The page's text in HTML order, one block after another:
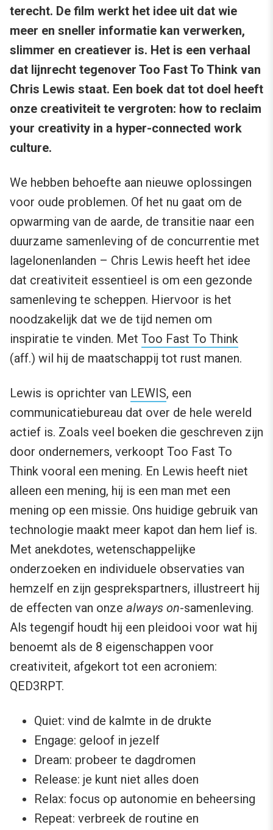
terecht. De film werkt het idee uit dat wie
meer en sneller informatie kan verwerken,
slimmer en creatiever is. Het is een verhaal
dat lijnrecht tegenover Too Fast To Think van
Chris Lewis staat. Een boek dat tot doel heeft
onze creativiteit te vergroten: how to reclaim
your creativity in a hyper-connected work
culture.
We hebben behoefte aan nieuwe oplossingen
voor oude problemen. Of het nu gaat om de
opwarming van de aarde, de transitie naar een
duurzame samenleving of de concurrentie met
lagelonenlanden – Chris Lewis heeft het idee
dat creativiteit essentieel is om een gezonde
samenleving te scheppen. Hiervoor is het
noodzakelijk dat we de tijd nemen om
inspiratie te vinden. Met Too Fast To Think
(aff.) wil hij de maatschappij tot rust manen.
Lewis is oprichter van LEWIS, een
communicatiebureau dat over de hele wereld
actief is. Zoals veel boeken die geschreven zijn
door ondernemers, verkoopt Too Fast To
Think vooral een mening. En Lewis heeft niet
alleen een mening, hij is een man met een
mening op een missie. Ons huidige gebruik van
technologie maakt meer kapot dan hem lief is.
Met anekdotes, wetenschappelijke
onderzoeken en individuele observaties van
hemzelf en zijn gesprekspartners, illustreert hij
de effecten van onze always on-samenleving.
Als tegengif houdt hij een pleidooi voor wat hij
benoemt als de 8 eigenschappen voor
creativiteit, afgekort tot een acroniem:
QED3RPT.
Quiet: vind de kalmte in de drukte
Engage: geloof in jezelf
Dream: probeer te dagdromen
Release: je kunt niet alles doen
Relax: focus op autonomie en beheersing
Repeat: verbreek de routine en